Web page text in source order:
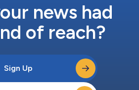
認証を備え...news had
of reach?
Sign Up